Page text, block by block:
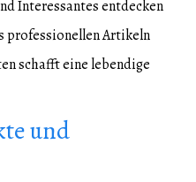
Interessantes entdecken
professionellen Artikeln
schafft eine lebendige
und